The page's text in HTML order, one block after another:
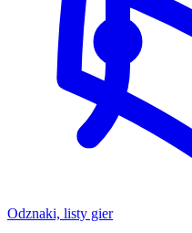
Odznaki, listy gier